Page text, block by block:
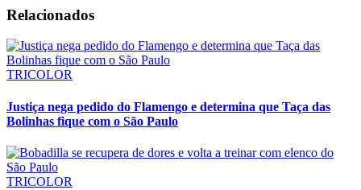
Relacionados
TRICOLOR
Justiça nega pedido do Flamengo e determina que Taça das
Bolinhas fique com o São Paulo
TRICOLOR